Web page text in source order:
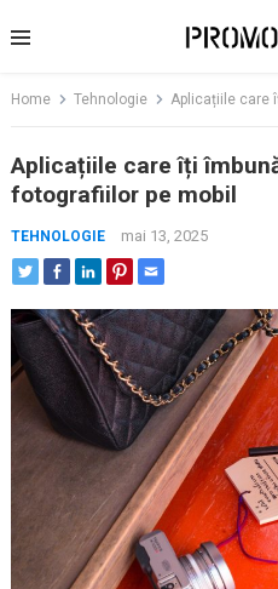
to
Home Tehnologie Aplicațiile care îți
Aplicațiile care îți
fotografiilor pe mobil
TEHNOLOGIE mai 13, 2025